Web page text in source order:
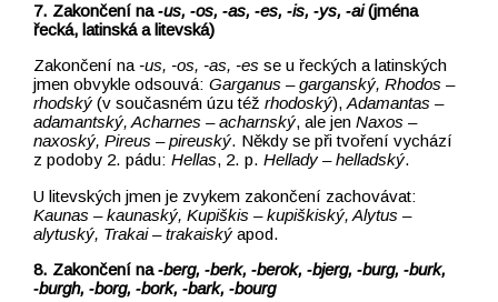
7. Zakončení na‑us, ‑os, ‑as, ‑es, ‑is, ‑ys, ‑ai(jména
řecká, latinská a litevská)
Zakončení na‑us, ‑os, ‑as, ‑es se u řeckých a latinských
jmen obvykle odsouvá:Garganus –⁠⁠⁠⁠⁠⁠⁠⁠⁠⁠⁠⁠⁠⁠⁠⁠⁠⁠⁠⁠⁠⁠⁠⁠⁠⁠⁠⁠⁠⁠⁠⁠⁠⁠⁠⁠⁠⁠⁠⁠⁠⁠⁠⁠⁠⁠⁠⁠⁠⁠⁠⁠⁠⁠⁠⁠⁠⁠⁠⁠⁠⁠ garganský,Rhodos –⁠⁠⁠⁠⁠⁠⁠⁠⁠⁠⁠⁠⁠⁠⁠⁠⁠⁠⁠⁠⁠⁠⁠⁠⁠⁠⁠⁠⁠⁠⁠⁠⁠⁠⁠⁠⁠⁠⁠⁠⁠⁠⁠⁠⁠⁠⁠⁠⁠⁠⁠⁠⁠⁠⁠⁠⁠⁠⁠⁠⁠⁠
rhodský(v současném úzu téžrhodoský),Adamantas –⁠⁠⁠⁠⁠⁠⁠⁠⁠⁠⁠⁠⁠⁠⁠⁠⁠⁠⁠⁠⁠⁠⁠⁠⁠⁠⁠⁠⁠⁠⁠⁠⁠⁠⁠⁠⁠⁠⁠⁠⁠⁠⁠⁠⁠⁠⁠⁠⁠⁠⁠⁠⁠⁠⁠⁠⁠⁠⁠⁠⁠⁠
adamantský, Acharnes –⁠⁠⁠⁠⁠⁠⁠⁠⁠⁠⁠⁠⁠⁠⁠⁠⁠⁠⁠⁠⁠⁠⁠⁠⁠⁠⁠⁠⁠⁠⁠⁠⁠⁠⁠⁠⁠⁠⁠⁠⁠⁠⁠⁠⁠⁠⁠⁠⁠⁠⁠⁠⁠⁠⁠⁠⁠⁠⁠⁠⁠⁠ acharnský, ale jenNaxos –⁠⁠⁠⁠⁠⁠⁠⁠⁠⁠⁠⁠⁠⁠⁠⁠⁠⁠⁠⁠⁠⁠⁠⁠⁠⁠⁠⁠⁠⁠⁠⁠⁠⁠⁠⁠⁠
naxoský, Pireus –⁠⁠⁠⁠⁠⁠⁠⁠⁠⁠⁠⁠⁠⁠⁠⁠⁠⁠⁠⁠⁠⁠⁠⁠⁠⁠⁠⁠⁠⁠⁠⁠⁠⁠⁠⁠⁠ pireuský. Někdy se při tvoření vychází
z podoby 2. pádu:Hellas, 2. p.Hellady –⁠⁠⁠⁠⁠⁠⁠⁠⁠⁠⁠⁠⁠⁠⁠⁠⁠⁠⁠⁠⁠⁠⁠⁠⁠⁠⁠⁠⁠⁠⁠⁠⁠⁠⁠⁠⁠⁠⁠⁠⁠⁠⁠⁠⁠⁠⁠⁠⁠⁠⁠⁠⁠⁠⁠⁠⁠⁠⁠⁠⁠⁠ helladský.
U litevských jmen je zvykem zakončení zachovávat:
Kaunas –⁠⁠⁠⁠⁠⁠⁠⁠⁠⁠⁠⁠⁠⁠⁠⁠⁠⁠⁠⁠⁠⁠⁠⁠⁠⁠⁠⁠⁠⁠⁠⁠⁠⁠⁠⁠⁠⁠⁠⁠⁠⁠⁠⁠⁠⁠⁠⁠⁠⁠⁠⁠⁠⁠⁠⁠⁠⁠⁠⁠⁠⁠ kaunaský, Kupiškis –⁠⁠⁠⁠⁠⁠⁠⁠⁠⁠⁠⁠⁠⁠⁠⁠⁠⁠⁠⁠⁠⁠⁠⁠⁠⁠⁠⁠⁠⁠⁠⁠⁠⁠⁠⁠⁠⁠⁠⁠⁠⁠⁠⁠⁠⁠⁠⁠⁠⁠⁠⁠⁠⁠⁠⁠⁠⁠⁠⁠⁠⁠ kupiškiský, Alytus –⁠⁠⁠⁠⁠⁠⁠⁠⁠⁠⁠⁠⁠⁠⁠⁠⁠⁠⁠⁠⁠⁠⁠⁠⁠⁠⁠⁠⁠⁠⁠⁠⁠⁠⁠⁠⁠⁠⁠⁠⁠⁠⁠⁠⁠⁠⁠⁠⁠⁠⁠⁠⁠⁠⁠⁠⁠⁠⁠⁠⁠⁠
alytuský, Trakai –⁠⁠⁠⁠⁠⁠⁠⁠⁠⁠⁠⁠⁠⁠⁠⁠⁠⁠⁠⁠⁠⁠⁠⁠⁠⁠⁠⁠⁠⁠⁠⁠⁠⁠⁠⁠⁠⁠⁠⁠⁠⁠⁠⁠⁠⁠⁠⁠⁠⁠⁠⁠⁠⁠⁠⁠⁠⁠⁠⁠⁠⁠ trakaiskýapod.
8. Zakončení na‑berg, ‑berk, ‑berok, ‑bjerg, ‑burg, ‑burk,
‑burgh, ‑borg, ‑bork, ‑bark, ‑bourg